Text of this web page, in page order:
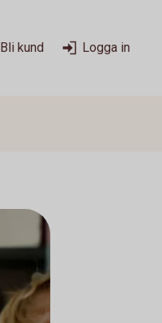
Bli kund Logga in